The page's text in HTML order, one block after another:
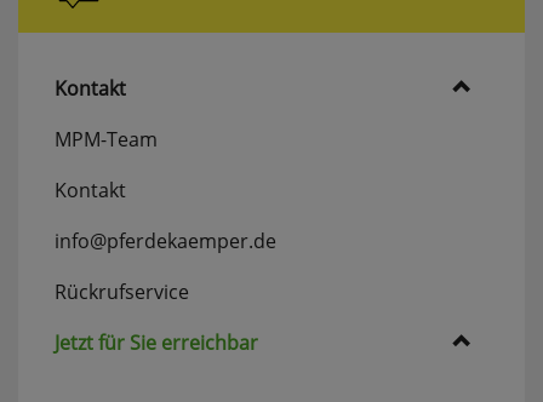
Kontakt
MPM-Team
Kontakt
info@pferdekaemper.de
Rückrufservice
Jetzt für Sie erreichbar